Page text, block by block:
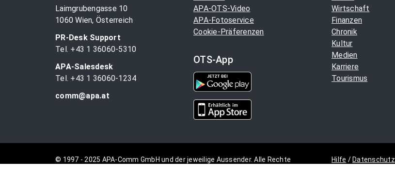
Laimgrubengasse 10
1060 Wien, Österreich
PR-Desk Support
Tel. +43 1 36060-5310
APA-Salesdesk
Tel. +43 1 36060-1234
comm@apa.at
APA-OTS-Video
APA-Fotoservice
Cookie-Präferenzen
OTS-App
Wirtschaft
Finanzen
Chronik
Kultur
Medien
Karriere
Tourismus
© 1997 - 2025 APA-Comm GmbH und der jeweilige Aussender. Alle Rechte
Hilfe / Datenschutz